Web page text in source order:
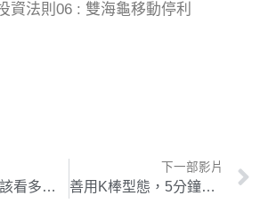
資法則06 : 雙海龜移動停利
跳空怎麼做，該看多還是看空？ 3步驟帶你一次破解！
下一部影片
善用K棒型態，5分鐘看懂大盤指數與台指期走勢圖 !